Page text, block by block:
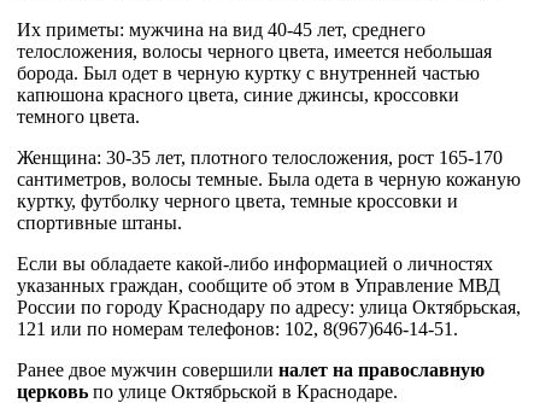
Их приметы: мужчина на вид 40-45 лет, среднего
телосложения, волосы черного цвета, имеется небольшая
борода. Был одет в черную куртку с внутренней частью
капюшона красного цвета, синие джинсы, кроссовки
темного цвета.
Женщина: 30-35 лет, плотного телосложения, рост 165-170
сантиметров, волосы темные. Была одета в черную кожаную
куртку, футболку черного цвета, темные кроссовки и
спортивные штаны.
Если вы обладаете какой-либо информацией о личностях
указанных граждан, сообщите об этом в Управление МВД
России по городу Краснодару по адресу: улица Октябрьская,
121 или по номерам телефонов: 102, 8(967)646-14-51.
Ранее двое мужчин совершили налет на православную
церковь по улице Октябрьской в Краснодаре.